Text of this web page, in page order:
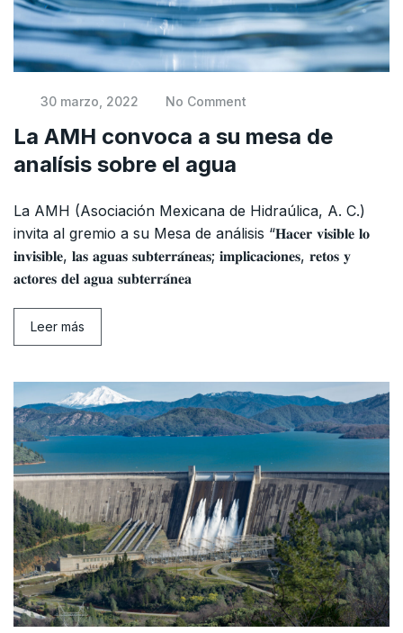
30 marzo, 2022 No Comment
La AMH convoca a su mesa de
analísis sobre el agua
La AMH (Asociación Mexicana de Hidraúlica, A. C.)
invita al gremio a su Mesa de análisis “𝐇𝐚𝐜𝐞𝐫 𝐯𝐢𝐬𝐢𝐛𝐥𝐞 𝐥𝐨
𝐢𝐧𝐯𝐢𝐬𝐢𝐛𝐥𝐞, 𝐥𝐚𝐬 𝐚𝐠𝐮𝐚𝐬 𝐬𝐮𝐛𝐭𝐞𝐫𝐫𝐚́𝐧𝐞𝐚𝐬; 𝐢𝐦𝐩𝐥𝐢𝐜𝐚𝐜𝐢𝐨𝐧𝐞𝐬, 𝐫𝐞𝐭𝐨𝐬 𝐲
𝐚𝐜𝐭𝐨𝐫𝐞𝐬 𝐝𝐞𝐥 𝐚𝐠𝐮𝐚 𝐬𝐮𝐛𝐭𝐞𝐫𝐫𝐚́𝐧𝐞𝐚
Leer más